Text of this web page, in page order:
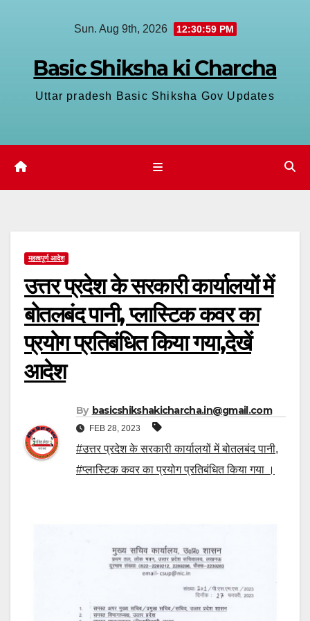
Sun. Aug 9th, 2026 12:31:00 PM
Basic Shiksha ki Charcha
Uttar pradesh Basic Shiksha Gov Updates
महत्वपूर्ण आदेश
उत्तर प्रदेश के सरकारी कार्यालयों में
बोतलबंद पानी, प्लास्टिक कवर का
प्रयोग प्रतिबंधित किया गया,देखें
आदेश
By basicshikshakicharcha.in@gmail.com
FEB 28, 2023
#उत्तर प्रदेश के सरकारी कार्यालयों में बोतलबंद पानी,
#प्लास्टिक कवर का प्रयोग प्रतिबंधित किया गया ।